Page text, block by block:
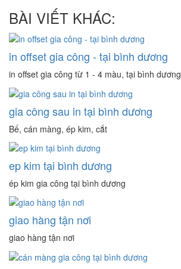
BÀI VIẾT KHÁC:
in offset gia công - tại bình dương
in offset gia công từ 1 - 4 màu, tại bình dương
gia công sau in tại bình dương
Bế, cán màng, ép kim, cắt
ep kim tại bình dương
ép kim gia công tại bình dương
giao hàng tận nơi
giao hàng tận nơi